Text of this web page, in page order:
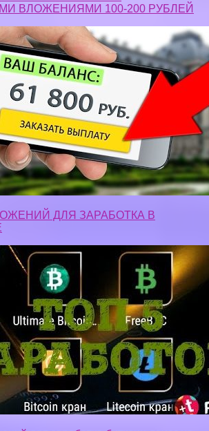
ВЛОЖЕНИЯМИ 100-200 РУБЛЕЙ
ДЛЯ ЗАРАБОТКА В